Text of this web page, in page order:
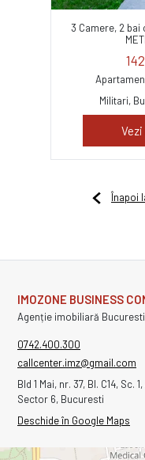
3 Camere, 2 bai
Militari,
Înapoi
IMOZONE BUSINESS
Agenție imobiliară Bucuresti
0742.400.300
callcenter.imz@gmail.com
Bld 1 Mai, nr. 37, Bl. C14, Sc.
Sector 6, Bucuresti
Deschide în Google Maps